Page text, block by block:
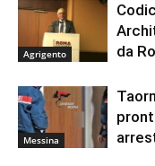
Agrigento
da
Messina